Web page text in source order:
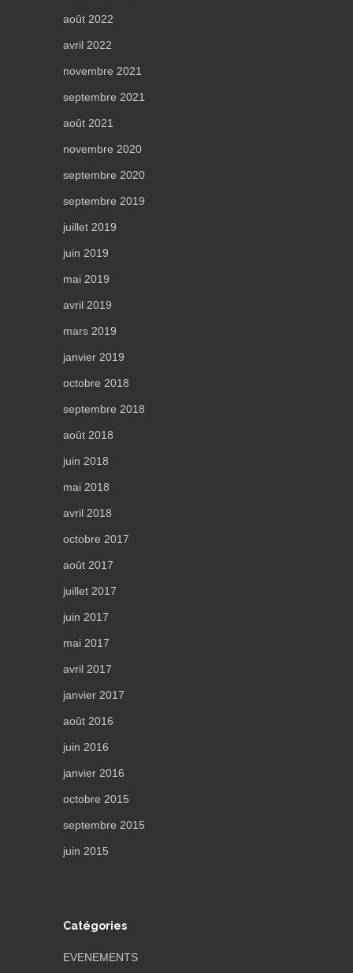
août 2022
avril 2022
novembre 2021
septembre 2021
août 2021
novembre 2020
septembre 2020
septembre 2019
juillet 2019
juin 2019
mai 2019
avril 2019
mars 2019
janvier 2019
octobre 2018
septembre 2018
août 2018
juin 2018
mai 2018
avril 2018
octobre 2017
août 2017
juillet 2017
juin 2017
mai 2017
avril 2017
janvier 2017
août 2016
juin 2016
janvier 2016
octobre 2015
septembre 2015
juin 2015
Catégories
EVENEMENTS